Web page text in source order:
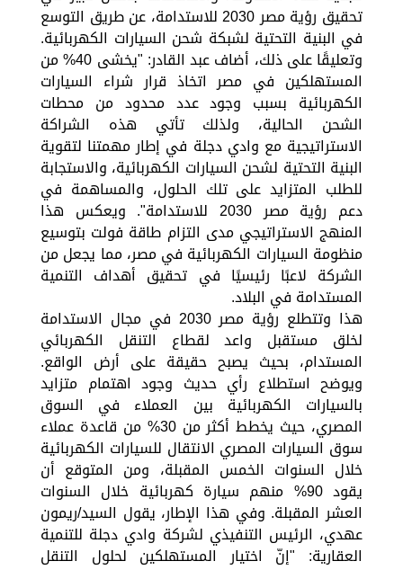
تحقيق رؤية مصر 2030 للاستدامة، عن طريق التوسع
في البنية التحتية لشبكة شحن السيارات الكهربائية.
وتعليقًا على ذلك، أضاف عبد القادر: "يخشى 40% من
المستهلكين في مصر اتخاذ قرار شراء السيارات
الكهربائية بسبب وجود عدد محدود من محطات
الشحن الحالية، ولذلك تأتي هذه الشراكة
الاستراتيجية مع وادي دجلة في إطار مهمتنا لتقوية
البنية التحتية لشحن السيارات الكهربائية، والاستجابة
للطلب المتزايد على تلك الحلول، والمساهمة في
دعم رؤية مصر 2030 للاستدامة". ويعكس هذا
المنهج الاستراتيجي مدى التزام طاقة فولت بتوسيع
منظومة السيارات الكهربائية في مصر، مما يجعل من
الشركة لاعبًا رئيسيًا في تحقيق أهداف التنمية
المستدامة في البلاد.
هذا وتتطلع رؤية مصر 2030 في مجال الاستدامة
لخلق مستقبل واعد لقطاع التنقل الكهربائي
المستدام، بحيث يصبح حقيقة على أرض الواقع.
ويوضح استطلاع رأي حديث وجود اهتمام متزايد
بالسيارات الكهربائية بين العملاء في السوق
المصري، حيث يخطط أكثر من 30% من قاعدة عملاء
سوق السيارات المصري الانتقال للسيارات الكهربائية
خلال السنوات الخمس المقبلة، ومن المتوقع أن
يقود 90% منهم سيارة كهربائية خلال السنوات
العشر المقبلة. وفي هذا الإطار، يقول السيد/ريمون
عهدي، الرئيس التنفيذي لشركة وادي دجلة للتنمية
العقارية: "إنّ اختيار المستهلكين لحلول التنقل